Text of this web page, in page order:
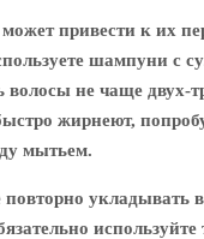
привести к их
шампуни с
не чаще двух-
жирнеют,
мытьем.
повторно укладывать